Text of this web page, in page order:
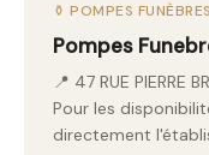
⚱️ POMPES FUNÈBRES
Pompes
📍 47 RUE PIERRE
Pour les
directement